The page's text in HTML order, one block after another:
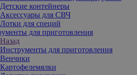
Детские контейнеры
Аксессуары для СВЧ
Лотки для специй
для приготовления
Назад
Инструменты для приготовления
Венчики
Картофелемялки